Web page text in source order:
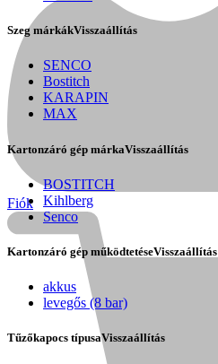
Kihlberg
Fiók
Szeg márkákVisszaállítás
SENCO
Bostitch
KARAPIN
MAX
Kartonzáró gép márkaVisszaállítás
BOSTITCH
Kihlberg
Senco
Kartonzáró gép működtetéseVisszaállítás
akkus
levegős (8 bar)
Tűzőkapocs típusaVisszaállítás